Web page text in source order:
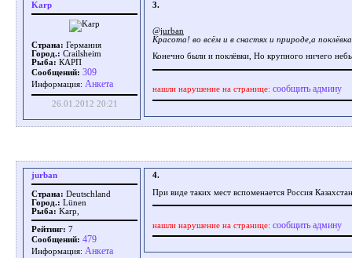
Karp
Страна: Германия
Город.: Crailsheim
Рыба: КАРП
Сообщений: 309
Информация: Aнкета
26.01.2012 20:21
3.
@jurban
Красота! во всём и в снастях и природе,а
Конечно были и поклёвки, Но крупного ничего
нашли нарушение на странице: сообщить админу
jurban
Страна: Deutschland
Город.: Lünen
Рыба: Karp,
Рейтинг: 7
Сообщений: 479
Информация: Aнкета
4.
При виде таких мест вспоменается Россия
нашли нарушение на странице: сообщить админу